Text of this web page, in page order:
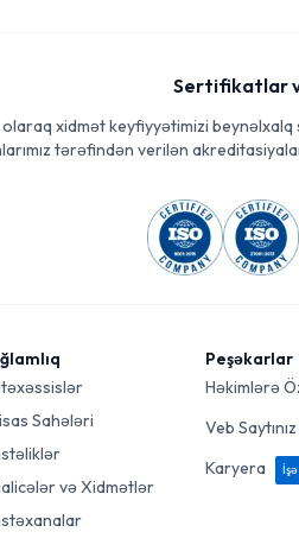
Sertifikatlar
xidmət keyfiyyətimizi
tərəfindən verilən
Sahələri
və Xidmətlər
Peşəkarlar
Həkimlərə
Veb
Karyera